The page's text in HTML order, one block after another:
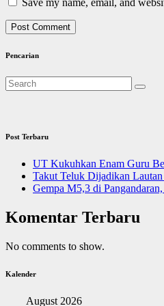
Save my name, email, and
Pencarian
Post Terbaru
UT Kukuhkan Enam Guru
Takut Teluk Dijadikan
Gempa M5,3 di
Komentar Terbaru
No comments to show.
Kalender
August 2026